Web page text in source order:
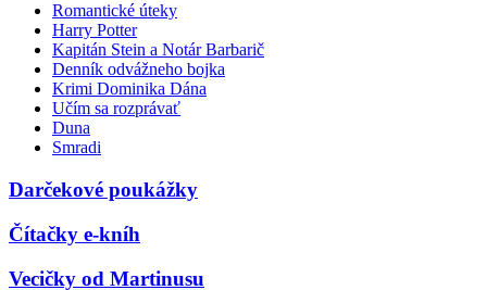
Romantické úteky
Harry Potter
Kapitán Stein a Notár Barbarič
Denník odvážneho bojka
Krimi Dominika Dána
Učím sa rozprávať
Duna
Smradi
Darčekové poukážky
Čítačky e-kníh
Vecičky od Martinusu